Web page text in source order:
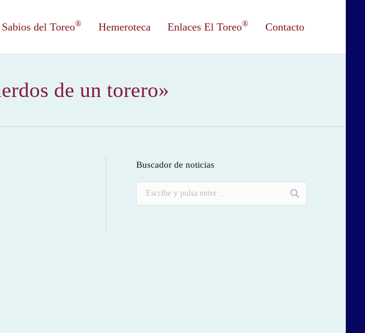
del Toreo® Hemeroteca Enlaces El Toreo® Contacto
de un torero»
Buscador de noticias